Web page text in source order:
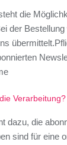
die
der
Verarbeitung?
dazu, die
sind für eine